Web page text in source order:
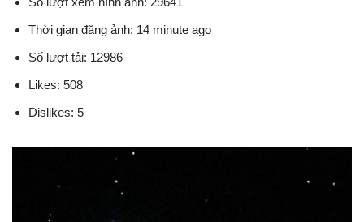
Thời gian đăng ảnh: 14 minute ago
Số lượt tải: 12986
Likes: 508
Dislikes: 5